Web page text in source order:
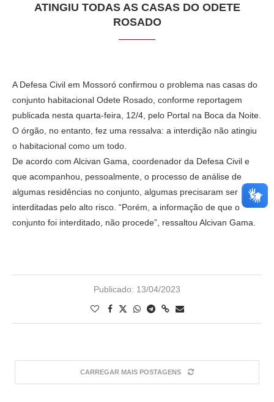
ATINGIU TODAS AS CASAS DO ODETE
ROSADO
A Defesa Civil em Mossoró confirmou o problema nas casas do
conjunto habitacional Odete Rosado, conforme reportagem
publicada nesta quarta-feira, 12/4, pelo Portal na Boca da Noite.
O órgão, no entanto, fez uma ressalva: a interdição não atingiu
o habitacional como um todo.
De acordo com Alcivan Gama, coordenador da Defesa Civil e
que acompanhou, pessoalmente, o processo de análise de
algumas residências no conjunto, algumas precisaram ser
interditadas pelo alto risco. “Porém, a informação de que o
conjunto foi interditado, não procede”, ressaltou Alcivan Gama.
Publicado: 13/04/2023
CARREGAR MAIS POSTAGENS